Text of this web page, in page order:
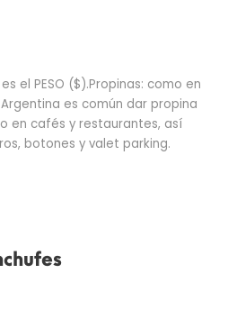
el PESO ($).Propinas: como en
es común dar propina
en cafés y restaurantes, así
botones y valet parking.